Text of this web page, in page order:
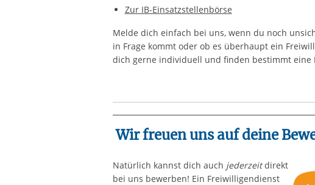
Zur IB-Einsatzstellenbörse
Melde dich einfach bei uns, wenn du noch
in Frage kommt oder ob es überhaupt ein
dich gerne individuell und finden bestimmt eine
Wir freuen uns auf deine
Natürlich kannst dich auch jederzeitdirekt
bei uns bewerben! Ein Freiwilligendienst